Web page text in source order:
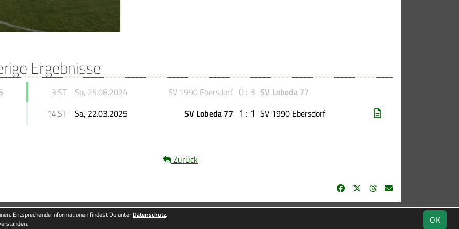
Ergebnisse
3.ST So, 25.08.2024 SV 1990 Ebersdorf 0 : 3 SV Lobeda 77
14.ST
Sa, 22.03.2025 SV Lobeda 77 1 : 1 SV 1990 Ebersdorf
Zurück
OK
Entsprechende Informationen findest Du unter Datenschutz.